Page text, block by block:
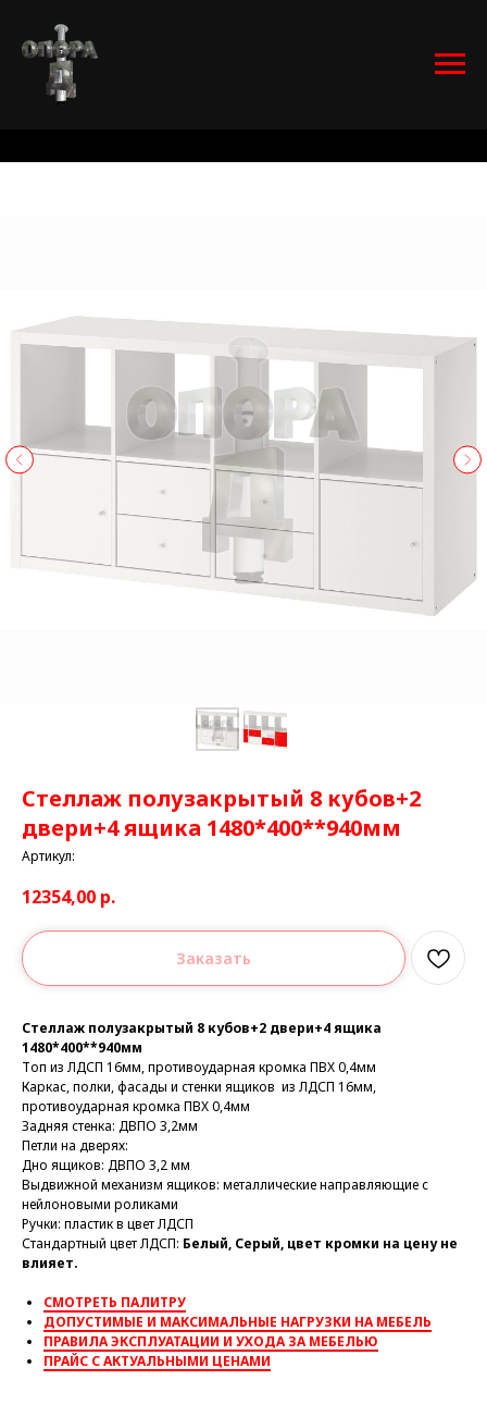
Стеллаж полузакрытый 8 кубов+2
двери+4 ящика 1480*400**940мм
Артикул:
12354,00 р.
Заказать
Стеллаж полузакрытый 8 кубов+2 двери+4 ящика
1480*400**940мм
Топ из ЛДСП 16мм, противоударная кромка ПВХ 0,4мм
Каркас, полки, фасады и стенки ящиков из ЛДСП 16мм,
противоударная кромка ПВХ 0,4мм
Задняя стенка: ДВПО 3,2мм
Петли на дверях:
Дно ящиков: ДВПО 3,2 мм
Выдвижной механизм ящиков: металлические направляющие с
нейлоновыми роликами
Ручки: пластик в цвет ЛДСП
Стандартный цвет ЛДСП: Белый, Серый, цвет кромки на цену не
влияет.
СМОТРЕТЬ ПАЛИТРУ
ДОПУСТИМЫЕ И МАКСИМАЛЬНЫЕ НАГРУЗКИ НА МЕБЕЛЬ
ПРАВИЛА ЭКСПЛУАТАЦИИ И УХОДА ЗА МЕБЕЛЬЮ
ПРАЙС С АКТУАЛЬНЫМИ ЦЕНАМИ